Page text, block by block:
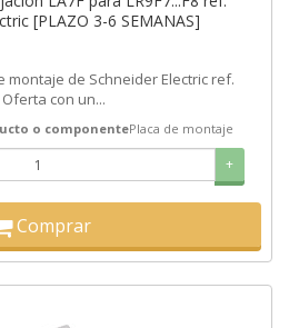
[PLAZO 3-6 SEMANAS]
montaje de Schneider Electric ref.
Oferta con un...
o componentePlaca de montaje
+
Comprar